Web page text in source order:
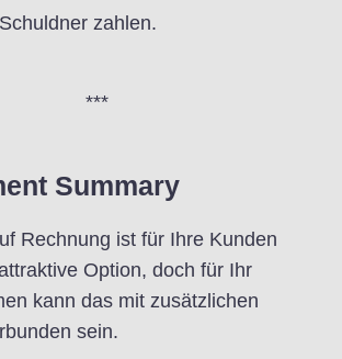
zahlen.
***
Summary
Rechnung ist für Ihre Kunden
Option, doch für Ihr
kann das mit zusätzlichen
sein.